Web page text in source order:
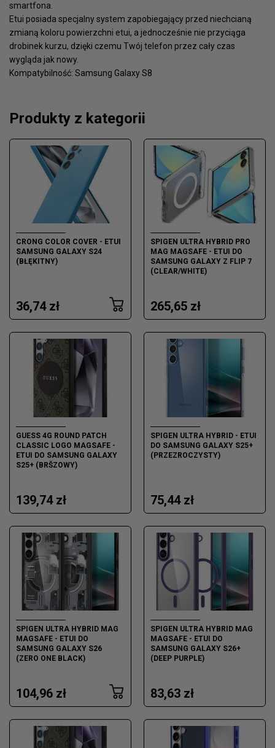
smartfona.
Etui posiada specjalny system zapobiegający przed niechcianą
zmianą koloru powierzchni etui, a jednocześnie nie przyciąga
drobinek kurzu, dzięki czemu Twój telefon przez cały czas
wygląda jak nowy.
Kompatybilność: Samsung Galaxy S8
Produkty z kategorii
CRONG COLOR COVER - ETUI
SAMSUNG GALAXY S24
(BŁĘKITNY)
36,74 zł
SPIGEN ULTRA HYBRID PRO
MAG MAGSAFE - ETUI DO
SAMSUNG GALAXY Z FLIP 7
(CLEAR/WHITE)
265,65 zł
GUESS 4G ROUND PATCH
CLASSIC LOGO MAGSAFE -
ETUI DO SAMSUNG GALAXY
S25+ (BRŠZOWY)
139,74 zł
SPIGEN ULTRA HYBRID - ETUI
DO SAMSUNG GALAXY S25+
(PRZEZROCZYSTY)
75,44 zł
SPIGEN ULTRA HYBRID MAG
MAGSAFE - ETUI DO
SAMSUNG GALAXY S26
(ZERO ONE BLACK)
104,96 zł
SPIGEN ULTRA HYBRID MAG
MAGSAFE - ETUI DO
SAMSUNG GALAXY S26+
(DEEP PURPLE)
83,63 zł